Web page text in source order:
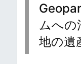
ムへの
地の遺